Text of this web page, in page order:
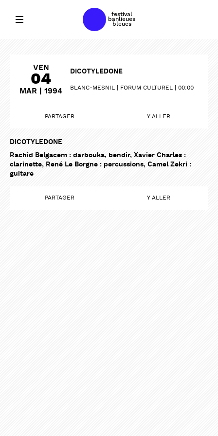
festival
banlieues
bleues
VEN
04
MAR | 1994
DICOTYLEDONE
BLANC-MESNIL FORUM CULTUREL 00:00
PARTAGER Y ALLER
DICOTYLEDONE
Rachid Belgacem : darbouka, bendir, Xavier Charles :
clarinette, René Le Borgne : percussions, Camel Zekri :
guitare
PARTAGER Y ALLER